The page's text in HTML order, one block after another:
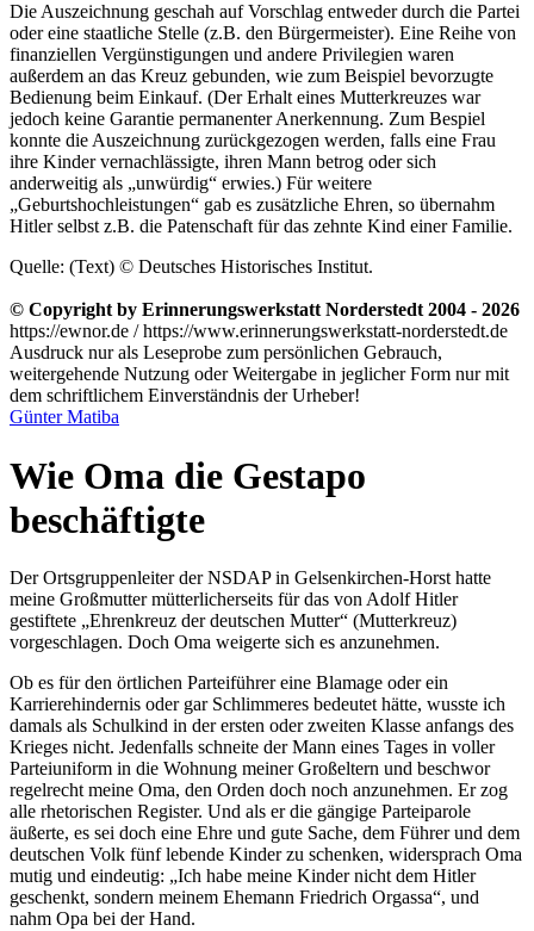
Die Auszeichnung geschah auf Vorschlag entweder durch die Partei
oder eine staatliche Stelle (z.B. den Bürgermeister). Eine Reihe von
finanziellen Vergünstigungen und andere Privilegien waren
außerdem an das Kreuz gebunden, wie zum Beispiel bevorzugte
Bedienung beim Einkauf. (Der Erhalt eines Mutterkreuzes war
jedoch keine Garantie permanenter Anerkennung. Zum Bespiel
konnte die Auszeichnung zurückgezogen werden, falls eine Frau
ihre Kinder vernachlässigte, ihren Mann betrog oder sich
anderweitig als
unwürdig
erwies.) Für weitere
Geburtshochleistungen
gab es zusätzliche Ehren, so übernahm
Hitler selbst z.B. die Patenschaft für das zehnte Kind einer Familie.
Quelle: (Text) © Deutsches Historisches Institut.
© Copyright by Erinnerungswerkstatt Norderstedt 2004 - 2026
https://ewnor.de / https://www.erinnerungswerkstatt-norderstedt.de
Ausdruck nur als Leseprobe zum persönlichen Gebrauch,
weitergehende Nutzung oder Weitergabe in jeglicher Form nur mit
dem schriftlichem Einverständnis der Urheber!
Günter Matiba
Wie Oma die Gestapo
beschäftigte
Der Ortsgruppenleiter der NSDAP in Gelsenkirchen-Horst hatte
meine Großmutter mütterlicherseits für das von Adolf Hitler
gestiftete
Ehrenkreuz der deutschen Mutter
(Mutterkreuz)
vorgeschlagen. Doch Oma weigerte sich es anzunehmen.
Ob es für den örtlichen Parteiführer eine Blamage oder ein
Karrierehindernis oder gar Schlimmeres bedeutet hätte, wusste ich
damals als Schulkind in der ersten oder zweiten Klasse anfangs des
Krieges nicht. Jedenfalls schneite der Mann eines Tages in voller
Parteiuniform in die Wohnung meiner Großeltern und beschwor
regelrecht meine Oma, den Orden doch noch anzunehmen. Er zog
alle rhetorischen Register. Und als er die gängige Parteiparole
äußerte, es sei doch eine Ehre und gute Sache, dem Führer und dem
deutschen Volk fünf lebende Kinder zu schenken, widersprach Oma
mutig und eindeutig:
Ich habe meine Kinder nicht dem Hitler
geschenkt, sondern meinem Ehemann Friedrich Orgassa , und
nahm Opa bei der Hand.